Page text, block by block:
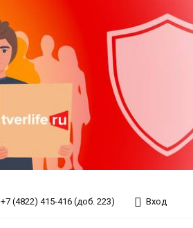
+7 (4822) 415-416 (доб. 223) Вход